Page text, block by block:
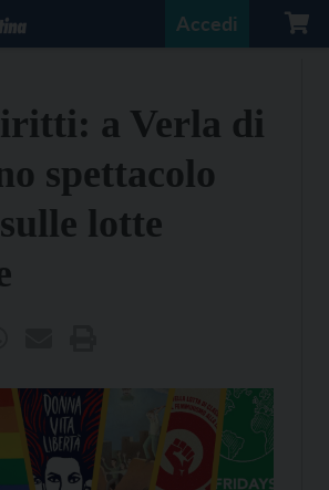
Accedi
a Verla di
spettacolo
lotte